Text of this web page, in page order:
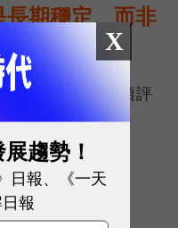
期穩定、而非
具代表性的兩項評
Consistent
X
趨勢！
日報、《一天
報